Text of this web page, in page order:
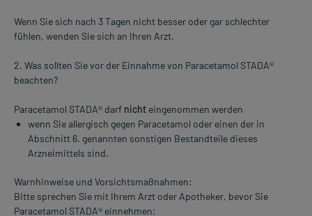
Wenn Sie sich nach 3 Tagen nicht besser oder gar schlechter
fühlen, wenden Sie sich an Ihren Arzt.
2. Was sollten Sie vor der Einnahme von Paracetamol STADA®
beachten?
Paracetamol STADA® darf nicht eingenommen werden
wenn Sie allergisch gegen Paracetamol oder einen der in
Abschnitt 6. genannten sonstigen Bestandteile dieses
Arzneimittels sind.
Warnhinweise und Vorsichtsmaßnahmen:
Bitte sprechen Sie mit Ihrem Arzt oder Apotheker, bevor Sie
Paracetamol STADA® einnehmen: